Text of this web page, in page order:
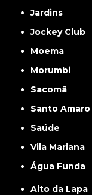
Jardins
Jockey Club
Moema
Morumbi
Sacomã
Santo Amaro
Saúde
Vila Mariana
Água Funda
Alto da Lapa